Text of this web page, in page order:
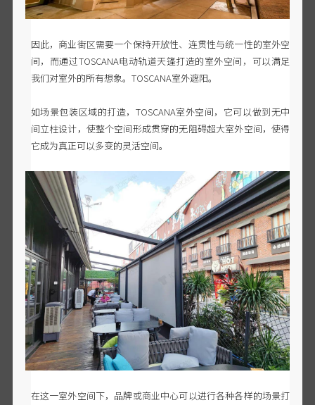
因此，商业街区需要一个保持开放性、连贯性与统一性的室外空
间，而通过TOSCANA电动轨道天篷打造的室外空间，可以满足
我们对室外的所有想象。 TOSCANA室外遮阳。
如场景包装区域的打造， TOSCANA室外空间，它可以做到无中
间立柱设计，使整个空间形成贯穿的无阻碍超大室外空间，使得
它成为真正可以多变的灵活空间。
在这一室外空间下，品牌或商业中心可以进行各种各样的场景打